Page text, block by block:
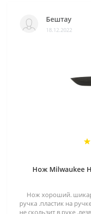
Бештау
18.12.2022
Нож Milwaukee
Нож хороший.
ручка .пластик на
не скользит в руке